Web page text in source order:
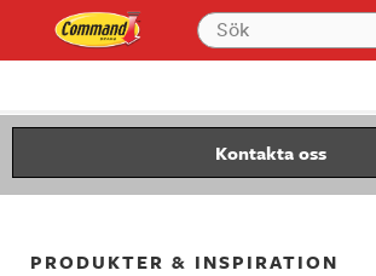
Kontakta oss
PRODUKTER & INSPIRATION